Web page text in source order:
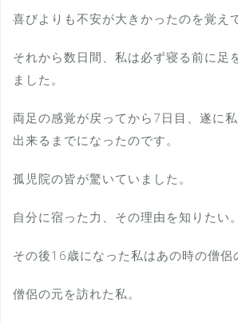
喜びよりも不安が大きかったのを覚え
それから数日間、私は必ず寝る前に足
ました。
両足の感覚が戻ってから7日目、遂に
出来るまでになったのです。
孤児院の皆が驚いていました。
自分に宿った力、その理由を知りたい。
その後16歳になった私はあの時の僧侶
僧侶の元を訪れた私。